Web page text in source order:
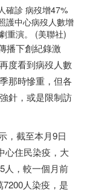
護中心病歿人數增
重演。 (美聯社)
播下創紀錄激
度看到病歿人數
那時慘重，但各
針，或是限制訪
，截至本月9日
心住民染疫，大
人，較一個月前
人染疫，是